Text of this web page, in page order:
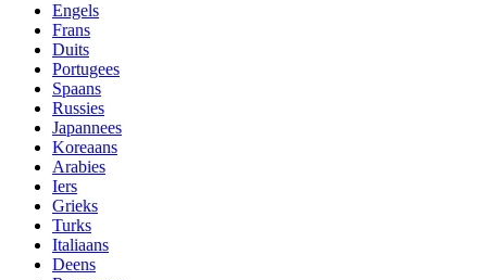
Engels
Frans
Duits
Portugees
Spaans
Russies
Japannees
Koreaans
Arabies
Iers
Grieks
Turks
Italiaans
Deens